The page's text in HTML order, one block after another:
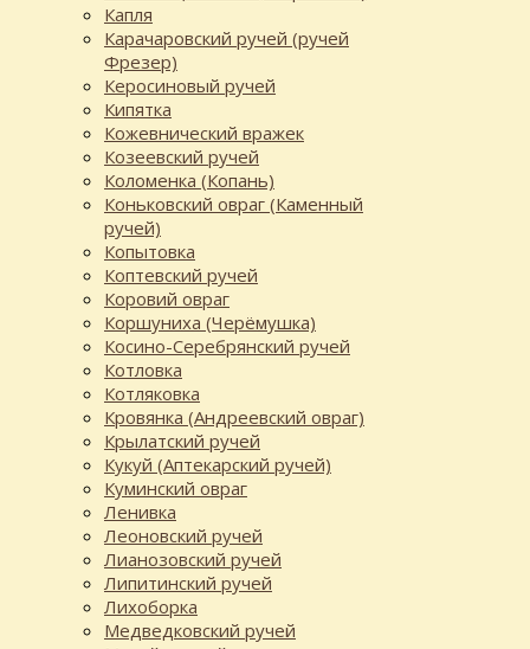
Капля
Карачаровский ручей (ручей
Фрезер)
Керосиновый ручей
Кипятка
Кожевнический вражек
Козеевский ручей
Коломенка (Копань)
Коньковский овраг (Каменный
ручей)
Копытовка
Коптевский ручей
Коровий овраг
Коршуниха (Черёмушка)
Косино-Серебрянский ручей
Котловка
Котляковка
Кровянка (Андреевский овраг)
Крылатский ручей
Кукуй (Аптекарский ручей)
Куминский овраг
Ленивка
Леоновский ручей
Лианозовский ручей
Липитинский ручей
Лихоборка
Медведковский ручей